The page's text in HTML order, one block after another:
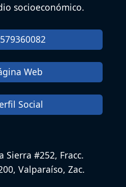
socioeconómico.
Web
Social
Sierra #252, Fracc.
Valparaíso, Zac.